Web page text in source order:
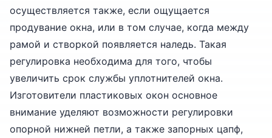
осуществляется также, если ощущается
продувание окна, или в том случае, когда между
рамой и створкой появляется наледь. Такая
регулировка необходима для того, чтобы
увеличить срок службы уплотнителей окна.
Изготовители пластиковых окон основное
внимание уделяют возможности регулировки
опорной нижней петли, а также запорных цапф,